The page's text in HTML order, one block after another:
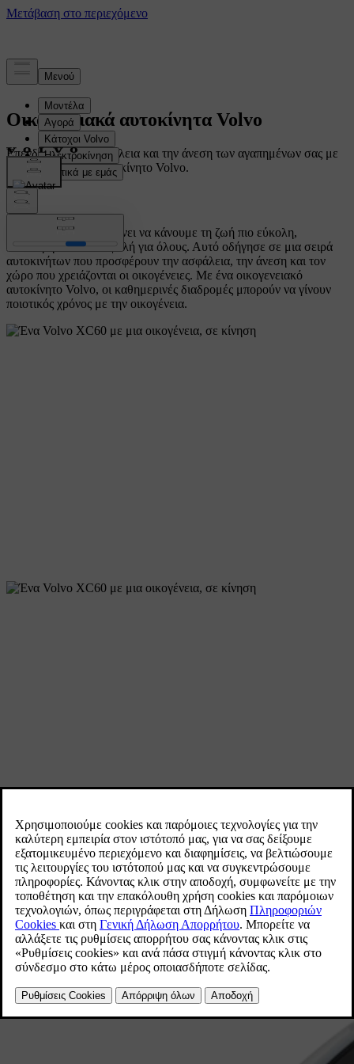
Οικογενειακά αυτοκίνητα Volvo
Επενδύστε στην ασφάλεια και την άνεση των αγαπημένων σας με
ένα οικογενειακό αυτοκίνητο Volvo.
Αποστολή μας παραμένει να κάνουμε τη ζωή πιο εύκολη,
καλύτερη και πιο ασφαλή για όλους. Αυτό οδήγησε σε μια σειρά
αυτοκινήτων που προσφέρουν την ασφάλεια, την άνεση και τον
χώρο που χρειάζονται οι οικογένειες. Με ένα οικογενειακό
αυτοκίνητο Volvo, οι καθημερινές διαδρομές μπορούν να γίνουν
ποιοτικός χρόνος με την οικογένεια.
Εξερευνήστε τα οικογενειακά μας
αυτοκίνητα